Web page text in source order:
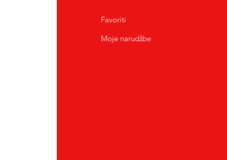
Favoriti
Moje narudžbe